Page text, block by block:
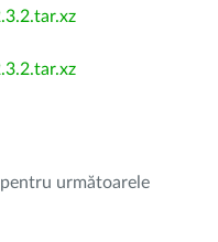
următoarele